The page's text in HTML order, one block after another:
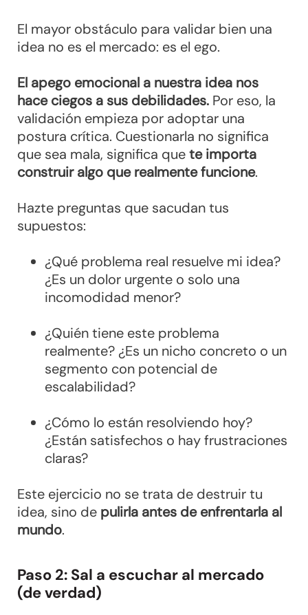
El mayor obstáculo para validar bien una
idea no es el mercado: es el ego.
El apego emocional a nuestra idea nos
hace ciegos a sus debilidades. Por eso, la
validación empieza por adoptar una
postura crítica. Cuestionarla no significa
que sea mala, significa quete importa
construir algo que realmente funcione.
Hazte preguntas que sacudan tus
supuestos:
¿Qué problema real resuelve mi idea?
¿Es un dolor urgente o solo una
incomodidad menor?
¿Quién tiene este problema
realmente? ¿Es un nicho concreto o un
segmento con potencial de
escalabilidad?
¿Cómo lo están resolviendo hoy?
¿Están satisfechos o hay frustraciones
claras?
Este ejercicio no se trata de destruir tu
idea, sino de pulirla antes de enfrentarla al
mundo.
Paso 2: Sal a escuchar al mercado
(de verdad)